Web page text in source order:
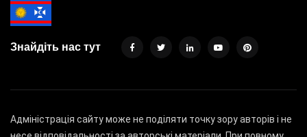
Знайдіть нас тут
Адміністрація сайту може не поділяти точку зору авторів і не